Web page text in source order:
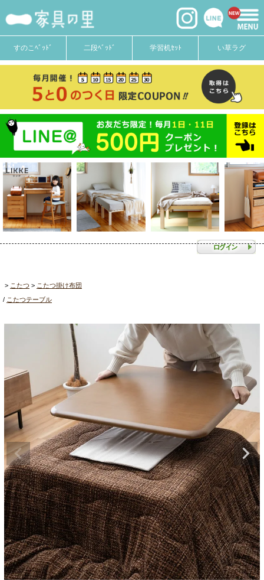
すのこﾍﾞｯﾄﾞ 二段ﾍﾞｯﾄﾞ 学習机ｾｯﾄ い草ラグ
こたつ
こたつ掛け布団
こたつテーブル